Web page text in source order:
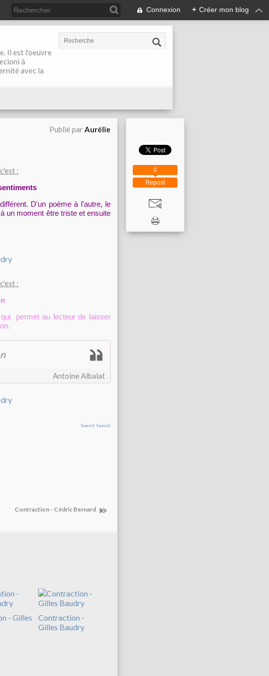
Connexion + Créer mon blog
Il est l'oeuvre
à
avec la
Publié parAurélie
:
D'un poème à l'autre, le
un moment être triste et ensuite
:
permet au lecteur de laisser
Antoine Albalat
Source1 Source2
Contraction - Cédric Bernard
- Gilles
Contraction -
Gilles Baudry
Repost
0